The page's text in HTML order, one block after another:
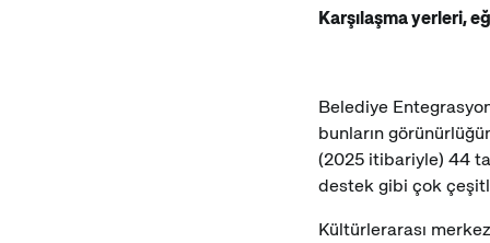
Karşılaşma yerleri,
Belediye
bunların
(2025 itibariyle) 44
destek gibi çok
Kültürlerarası